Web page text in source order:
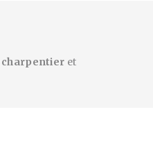
charpentier et